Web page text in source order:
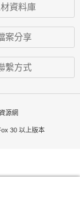
材資料庫
案分享
繫方式
源網
30 以上版本